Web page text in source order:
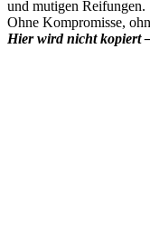
und mutigen Reifungen.
Ohne Kompromisse,
Hier wird nicht kopiert